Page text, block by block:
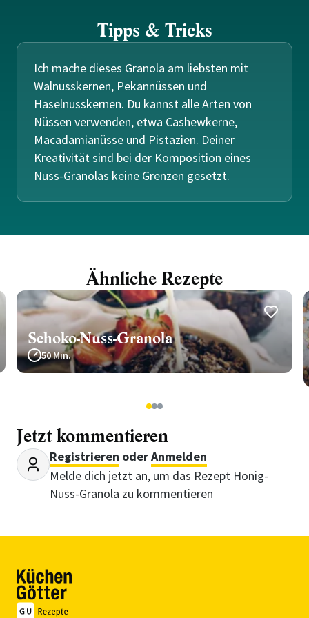
Tipps & Tricks
Ich mache dieses Granola am liebsten mit
Walnusskernen, Pekannüssen und
Haselnusskernen. Du kannst alle Arten von
Nüssen verwenden, etwa Cashewkerne,
Macadamianüsse und Pistazien. Deiner
Kreativität sind bei der Komposition eines
Nuss-Granolas keine Grenzen gesetzt.
Ähnliche Rezepte
Schoko-Nuss-Granola
50 Min.
123
Jetzt kommentieren
Registrieren oderAnmelden
Melde dich jetzt an, um das Rezept Honig-
Nuss-Granola zu kommentieren